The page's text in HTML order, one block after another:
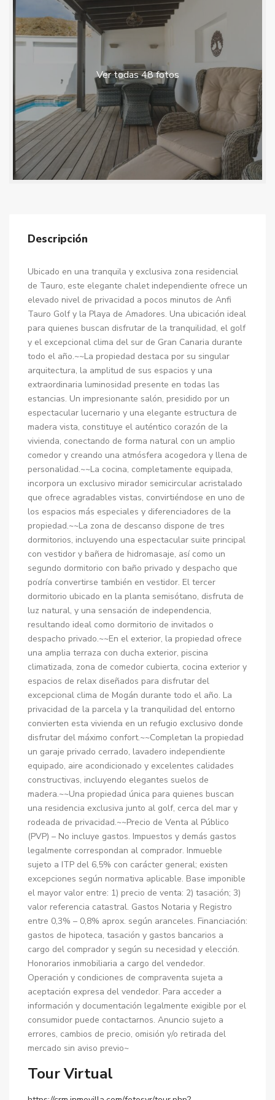
Ver todas 48 fotos
Descripción
Ubicado en una tranquila y exclusiva zona residencial
de Tauro, este elegante chalet independiente ofrece un
elevado nivel de privacidad a pocos minutos de Anfi
Tauro Golf y la Playa de Amadores. Una ubicación ideal
para quienes buscan disfrutar de la tranquilidad, el golf
y el excepcional clima del sur de Gran Canaria durante
todo el año.~~La propiedad destaca por su singular
arquitectura, la amplitud de sus espacios y una
extraordinaria luminosidad presente en todas las
estancias. Un impresionante salón, presidido por un
espectacular lucernario y una elegante estructura de
madera vista, constituye el auténtico corazón de la
vivienda, conectando de forma natural con un amplio
comedor y creando una atmósfera acogedora y llena de
personalidad.~~La cocina, completamente equipada,
incorpora un exclusivo mirador semicircular acristalado
que ofrece agradables vistas, convirtiéndose en uno de
los espacios más especiales y diferenciadores de la
propiedad.~~La zona de descanso dispone de tres
dormitorios, incluyendo una espectacular suite principal
con vestidor y bañera de hidromasaje, así como un
segundo dormitorio con baño privado y despacho que
podría convertirse también en vestidor. El tercer
dormitorio ubicado en la planta semisótano, disfruta de
luz natural, y una sensación de independencia,
resultando ideal como dormitorio de invitados o
despacho privado.~~En el exterior, la propiedad ofrece
una amplia terraza con ducha exterior, piscina
climatizada, zona de comedor cubierta, cocina exterior y
espacios de relax diseñados para disfrutar del
excepcional clima de Mogán durante todo el año. La
privacidad de la parcela y la tranquilidad del entorno
convierten esta vivienda en un refugio exclusivo donde
disfrutar del máximo confort.~~Completan la propiedad
un garaje privado cerrado, lavadero independiente
equipado, aire acondicionado y excelentes calidades
constructivas, incluyendo elegantes suelos de
madera.~~Una propiedad única para quienes buscan
una residencia exclusiva junto al golf, cerca del mar y
rodeada de privacidad.~~Precio de Venta al Público
(PVP) – No incluye gastos. Impuestos y demás gastos
legalmente correspondan al comprador. Inmueble
sujeto a ITP del 6,5% con carácter general; existen
excepciones según normativa aplicable. Base imponible
el mayor valor entre: 1) precio de venta: 2) tasación; 3)
valor referencia catastral. Gastos Notaria y Registro
entre 0,3% – 0,8% aprox. según aranceles. Financiación:
gastos de hipoteca, tasación y gastos bancarios a
cargo del comprador y según su necesidad y elección.
Honorarios inmobiliaria a cargo del vendedor.
Operación y condiciones de compraventa sujeta a
aceptación expresa del vendedor. Para acceder a
información y documentación legalmente exigible por el
consumidor puede contactarnos. Anuncio sujeto a
errores, cambios de precio, omisión y/o retirada del
mercado sin aviso previo~
Tour Virtual